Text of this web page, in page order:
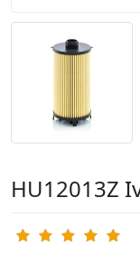
HU12013Z